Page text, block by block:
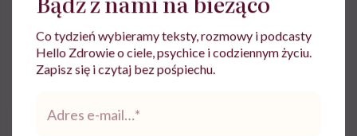
i
charakter informacyjny i nie stanowią porady
lekarskiej. Pamiętaj, że w przypadku
problemów ze zdrowiem należy bezwzględnie
Co tydzień wybieramy teksty, rozmowy i podcasty
Hello Zdrowie o ciele, psychice i codziennym życiu.
Zapisz się i czytaj bez pośpiechu.
mail*